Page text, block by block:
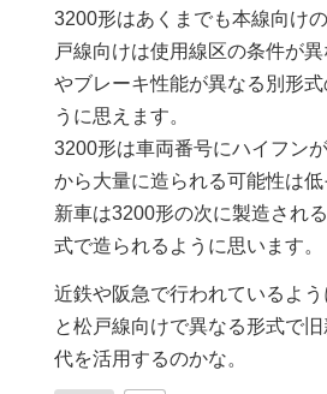
3200形はあくまでも本線向け
戸線向けは使用線区の条件が
やブレーキ性能が異なる別形
うに思えます。
3200形は車両番号にハイフン
から大量に造られる可能性は
新車は3200形の次に製造され
式で造られるように思います。
近鉄や阪急で行われているよ
と松戸線向けで異なる形式で
代を活用するのかな。